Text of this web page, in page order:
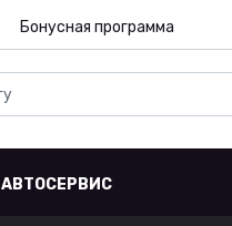
Бонусная программа
АВТОСЕРВИС